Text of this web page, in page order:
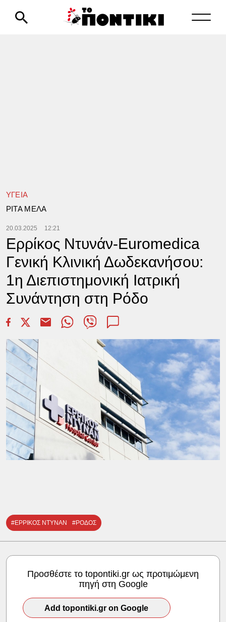
ΥΓΕΙΑ
ΡΙΤΑ ΜΕΛΑ
20.03.2025 12:21
Ερρίκος Ντυνάν-Euromedica
Γενική Κλινική Δωδεκανήσου:
1η Διεπιστημονική Ιατρική
Συνάντηση στη Ρόδο
#ΕΡΡΙΚΟΣ ΝΤΥΝΑΝ #ΡΟΔΟΣ
Προσθέστε το topontiki.gr ως προτιμώμενη
πηγή στη Google
Add topontiki.gr on Google